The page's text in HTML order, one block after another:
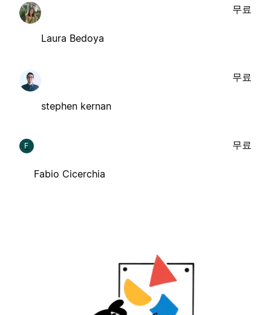
Laura Bedoya
무료
stephen kernan
무료
F
Fabio Cicerchia
무료